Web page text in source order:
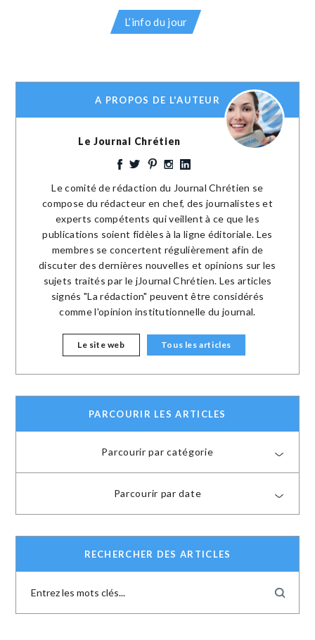
L’info du jour
A PROPOS DE L'AUTEUR
Le Journal Chrétien
Le comité de rédaction du Journal Chrétien se
compose du rédacteur en chef, des journalistes et
experts compétents qui veillent à ce que les
publications soient fidèles à la ligne éditoriale. Les
membres se concertent régulièrement afin de
discuter des dernières nouvelles et opinions sur les
sujets traités par le jJournal Chrétien. Les articles
signés "La rédaction" peuvent être considérés
comme l'opinion institutionnelle du journal.
Le site web Tous les articles
PARCOURIR LES ARTICLES
Parcourir par catégorie
Parcourir par date
RECHERCHER DES ARTICLES